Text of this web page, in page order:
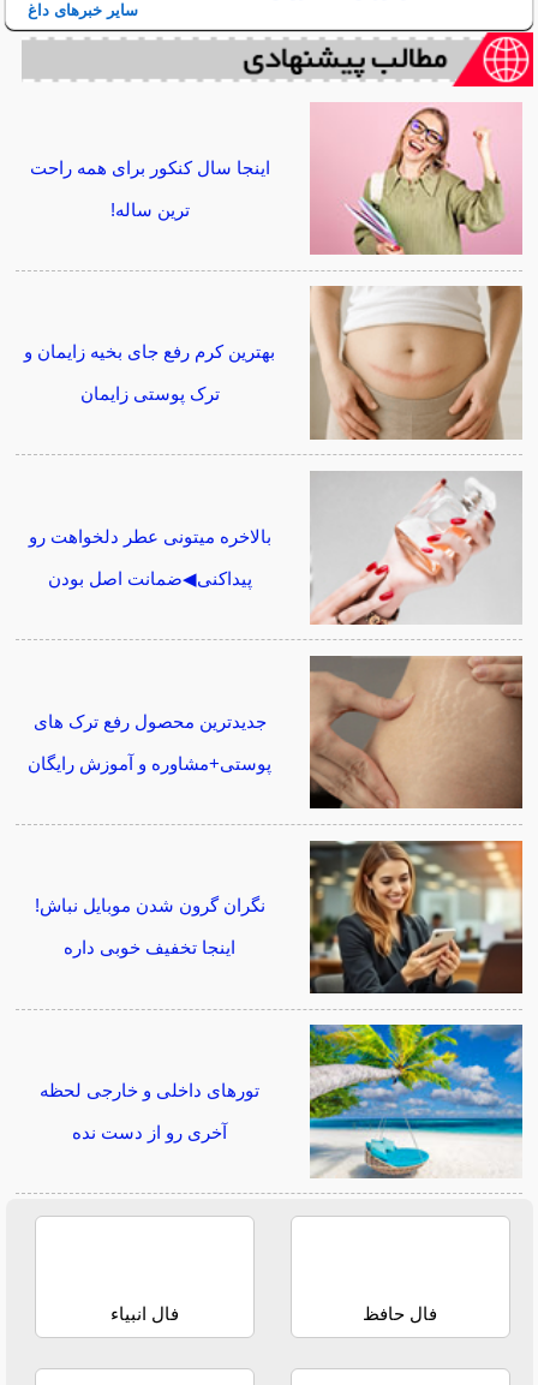
سایر خبرهای داغ
اینجا سال کنکور برای همه راحت
ترین ساله!
بهترین کرم رفع جای بخیه زایمان و
ترک پوستی زایمان
بالاخره میتونی عطر دلخواهت رو
پیداکنی◀ضمانت اصل بودن
جدیدترین محصول رفع ترک های
پوستی+مشاوره و آموزش رایگان
نگران گرون شدن موبایل نباش!
اینجا تخفیف خوبی داره
تورهای داخلی و خارجی لحظه
آخری رو از دست نده
فال حافظ فال انبیاء